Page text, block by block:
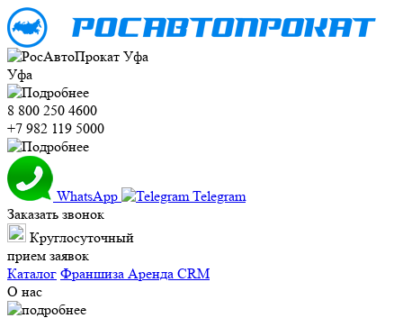
Уфа
8 800 250 4600
+7 982 119 5000
WhatsApp
Telegram
Заказать звонок
Круглосуточный
прием заявок
Каталог Франшиза Аренда CRM
О нас